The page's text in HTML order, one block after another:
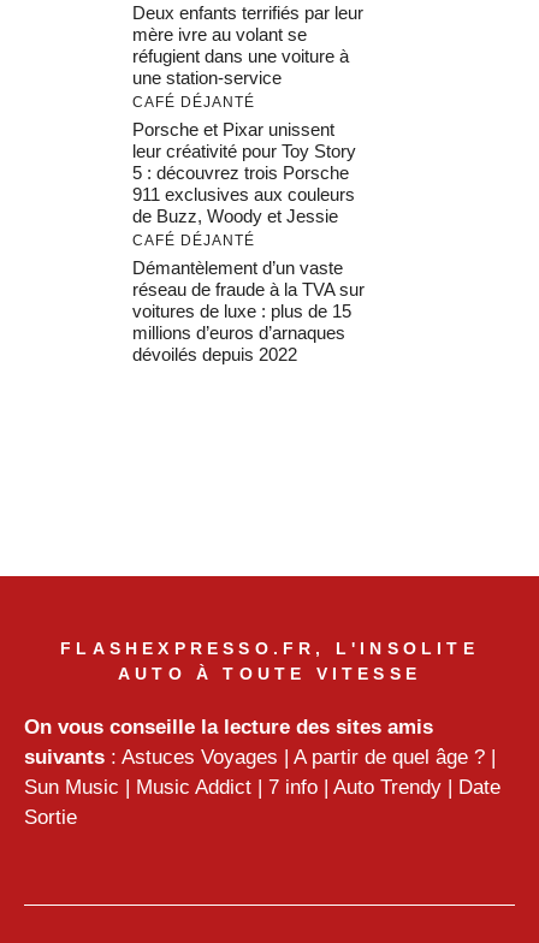
Deux enfants terrifiés par leur
mère ivre au volant se
réfugient dans une voiture à
une station-service
CAFÉ DÉJANTÉ
Porsche et Pixar unissent
leur créativité pour Toy Story
5 : découvrez trois Porsche
911 exclusives aux couleurs
de Buzz, Woody et Jessie
CAFÉ DÉJANTÉ
Démantèlement d’un vaste
réseau de fraude à la TVA sur
voitures de luxe : plus de 15
millions d’euros d’arnaques
dévoilés depuis 2022
FLASHEXPRESSO.FR, L'INSOLITE
AUTO À TOUTE VITESSE
On vous conseille la lecture des sites amis
suivants : Astuces Voyages | A partir de quel âge ? |
Sun Music | Music Addict | 7 info | Auto Trendy | Date
Sortie